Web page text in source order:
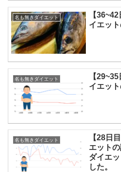
名も無きダイエット
【
イエット
名も無きダイエット
【
イエット
名も無きダイエット
【28日
エット
ダイエ
した。